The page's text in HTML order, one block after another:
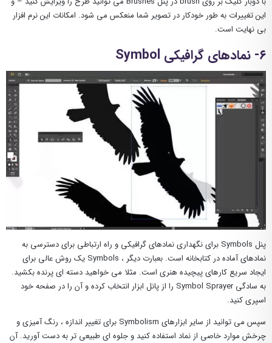
این تغییرات به طور خودکار در تصویر شما منعکس می شود. امکانات این نرم افزار
بی نهایت است.
۶- نمادهای گرافیکی Symbol
پنل Symbols برای نگهداری نمادهای گرافیکی و راه ارتباطی برای دسترسی به
نمادهای آماده در کتابخانه است. بعبارت دیگر ، Symbols یک روش عالی برای
ایجاد سریع کارهای پیچیده هنری است. مثلا می خواهید دسته ای پرنده بکشید.
به سادگی Symbol Sprayer را از پانل ابزار انتخاب کرده و آن را در صفحه خود
اسپری کنید.
سپس می توانید از سایر ابزارهای Symbolism برای تغییر اندازه ، رنگ آمیزی و
چرخش موارد خاصی از نماد استفاده کنید و جلوه ای طبیعی تر به دست آورید. آن